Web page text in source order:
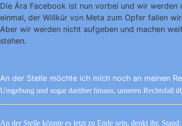
Die Ära Facebook ist nun vorbei und wir
einmal, der Willkür von Meta zum Opfer fallen
Aber wir werden nicht aufgeben und machen
stehen.
An der Stelle möchte ich mich noch an meinen
Umgebung und sogar darüber hinaus, unseren Rechtsfall
An der Stelle könnte es jetzt zu Ende sein, denkt ihr,